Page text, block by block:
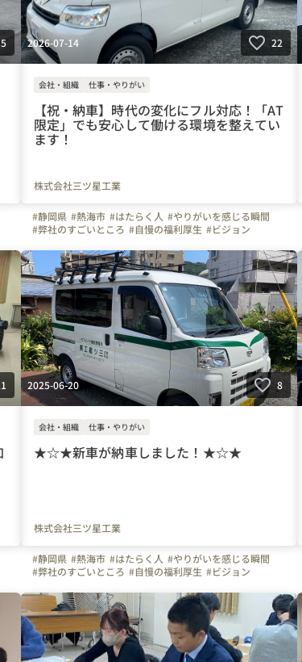
2026-07-14 22
会社・組織 仕事・やりがい
【祝・納車】時代の変化にフル対応！「AT
限定」でも安心して働ける環境を整えてい
ます！
株式会社三ツ星工業
#静岡県 #熱海市 #はたらく人 #やりがいを感じる瞬間
#弊社のすごいところ #自慢の福利厚生 #ビジョン
#空調 #ものづくり #離職防止 #経験者 #未経験者
#Iターン #Uターン #株式会社三ツ星工業 #三ツ星工業
#熱海商工会議所 #モチベーションアップ #同期会
#写真で伝える会社の雰囲気 #会社の推しポイント #設備
#研修レポート
2025-06-20 8
会社・組織 仕事・やりがい
★☆★新車が納車しました！★☆★
株式会社三ツ星工業
#静岡県 #熱海市 #はたらく人 #やりがいを感じる瞬間
#弊社のすごいところ #自慢の福利厚生 #ビジョン
#空調 #ものづくり #離職防止 #経験者 #未経験者
#Iターン #Uターン #株式会社三ツ星工業 #三ツ星工業
#熱海商工会議所 #モチベーションアップ #同期会
#写真で伝える会社の雰囲気
#会社の推しポイント #設備
#研修レポート